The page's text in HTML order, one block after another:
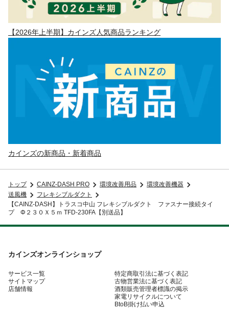
【2026年上半期】カインズ人気商品ランキング
カインズの新商品・新着商品
トップ CAINZ-DASH PRO 環境改善用品
環境改善機器
送風機
フレキシブルダクト
【CAINZ-DASH】トラスコ中山 フレキシブルダクト ファスナー接続タイ
プ Φ２３０Ｘ５ｍ TFD-230FA【別送品】
カインズオンラインショップ
サービス一覧
サイトマップ
店舗情報
特定商取引法に基づく表記
古物営業法に基づく表記
酒類販売管理者標識の掲示
家電リサイクルについて
BtoB掛け払い申込